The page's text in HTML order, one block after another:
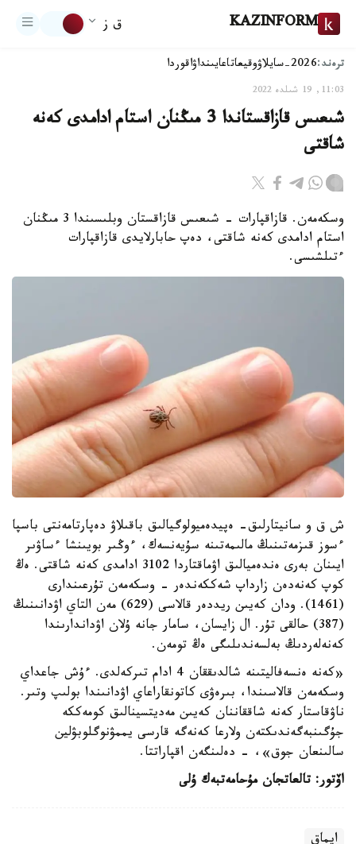
KAZINFORM ق ز
ترەند:2026-سايلاۋ وقيعاتاعايىنداۋاقوردا
11:03, 19 شىلدە 2022
شىعىس قازاقستاندا 3 مىڭنان استام ادامدى كەنە
شاقتى
وسكەمەن. قازاقپارات - شىعىس قازاقستان وبلىسىندا 3 مىڭنان
استام ادامدى كەنە شاقتى، دەپ حابارلايدى قازاقپارات
ءتىلشىسى.
ش ق و سانيتارلىق- ەپيدەميولوگيالىق باقىلاۋ دەپارتامەنتى باسپا
ءسوز قىزمەتىنىڭ مالىمەتىنە سۇيەنسەك، ءوڭىر بويىنشا ءساۋىر
ايىنان بەرى ەندەميالىق اۋماقتاردا 3102 ادامدى كەنە شاقتى. ەڭ
كوپ كەنەدەن زارداپ شەككەندەر - وسكەمەن تۇرعىندارى
(1461). ودان كەيىن ريددەر قالاسى (629) مەن التاي اۋدانىنىڭ
(387) حالقى تۇر. ال زايسان، سامار جانە ۇلان اۋداندارىندا
كەنەلەردىڭ بەلسەندىلىگى ەڭ تومەن.
«كەنە ەنسەفاليتىنە شالدىققان 4 ادام تىركەلدى. ءۇش جاعداي
وسكەمەن قالاسىندا، بىرەۋى كاتونقاراعاي اۋدانىندا بولىپ وتىر.
ناۋقاستار كەنە شاققاننان كەيىن مەديتسينالىق كومەككە
جۇگىنبەگەندىكتەن ولارعا كەنەگە قارسى يممۋنوگلوبۋلين
سالىنعان جوق»، - دەلىنگەن اقپاراتتا.
اۆتور: تالعاتجان مۇحامەتبەك ۇلى